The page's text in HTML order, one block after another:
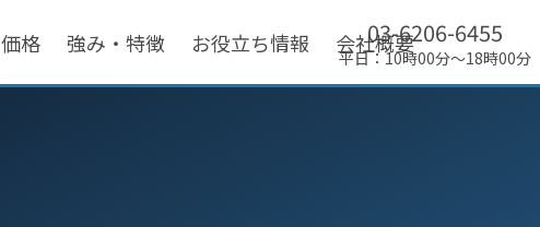
価格 強み・特徴 お役立ち情報 会社概要
03-6206-6455
平日：10時00分～18時00分